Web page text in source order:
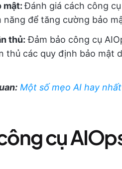
mật:Đánh giá cách công
năng để tăng cường bảo
thủ: Đảm bảo công cụ
thủ các quy định bảo mật
Một số mẹo AI hay
cụ